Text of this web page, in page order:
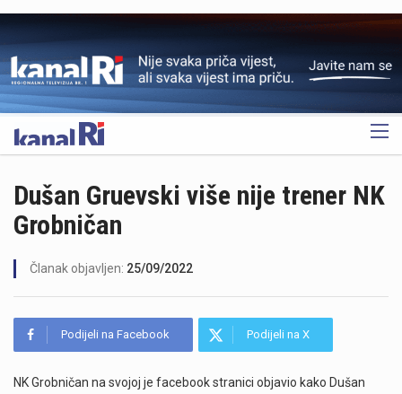
OGLAS
Dušan Gruevski više nije trener NK
Grobničan
Članak objavljen: 25/09/2022
Podijeli na Facebook Podijeli na X
NK Grobničan na svojoj je facebook stranici objavio kako Dušan